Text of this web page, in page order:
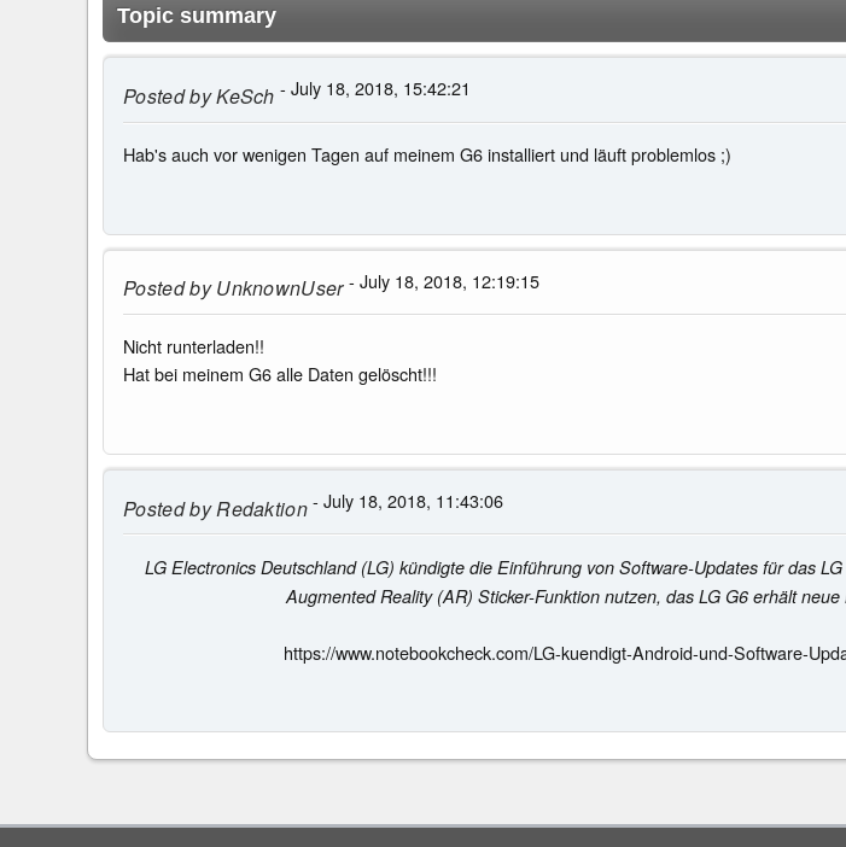
Topic summary
Posted byKeSch - July 18, 2018, 15:42:21
Hab's auch vor wenigen Tagen auf meinem G6 installiert und läuft problemlos ;)
Posted byUnknownUser- July 18, 2018, 12:19:15
Nicht runterladen!!
Hat bei meinem G6 alle Daten gelöscht!!!
Posted byRedaktion- July 18, 2018, 11:43:06
LG Electronics Deutschland (LG) kündigte die Einführung von Software-Updates für das
Augmented Reality (AR) Sticker-Funktion nutzen, das LG G6 erhält
https://www.notebookcheck.com/LG-kuendigt-Android-und-Software-